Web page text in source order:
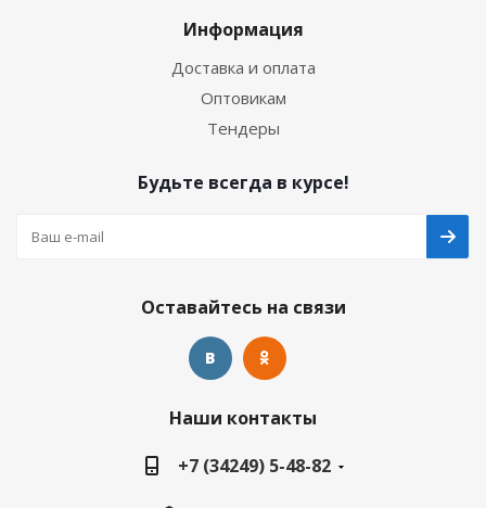
Информация
Доставка и оплата
Оптовикам
Тендеры
Будьте всегда в курсе!
Оставайтесь на связи
Наши контакты
+7 (34249) 5-48-82